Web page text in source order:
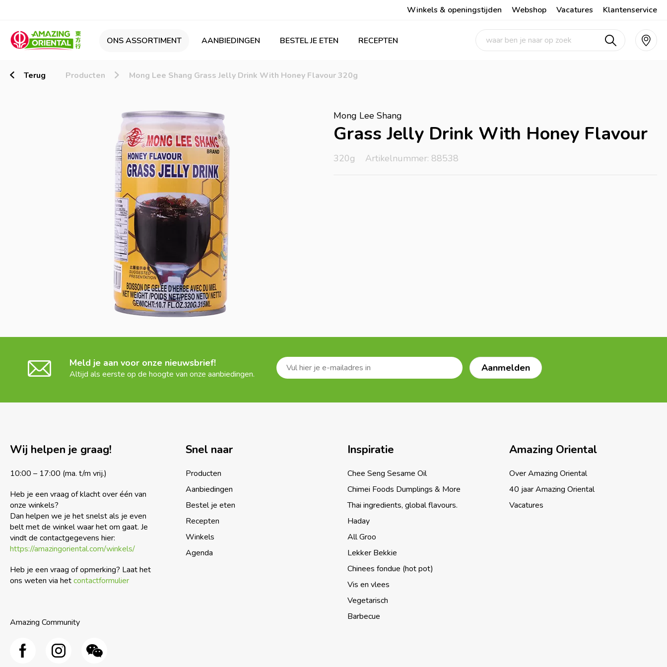
Winkels & openingstijden Webshop Vacatures Klantenservice
ONS ASSORTIMENT AANBIEDINGEN BESTEL JE ETEN RECEPTEN
Terug Producten Mong Lee Shang Grass Jelly Drink With Honey Flavour 320g
Mong Lee Shang
Grass Jelly Drink With Honey Flavour
320g Artikelnummer: 88538
Meld je aan voor onze nieuwsbrief!
Altijd als eerste op de hoogte van onze aanbiedingen.
Wij helpen je graag!
10:00 – 17:00 (ma. t/m vrij.)
Heb je een vraag of klacht over één van
onze winkels?
Dan helpen we je het snelst als je even
belt met de winkel waar het om gaat. Je
vindt de contactgegevens hier:
https://amazingoriental.com/winkels/
Heb je een vraag of opmerking? Laat het
ons weten via hetcontactformulier
Amazing Community
Snel naar
Producten
Aanbiedingen
Bestel je eten
Recepten
Winkels
Agenda
Inspiratie
Chee Seng Sesame Oil
Chimei Foods Dumplings & More
Thai ingredients, global flavours.
Haday
All Groo
Lekker Bekkie
Chinees fondue (hot pot)
Vis en vlees
Vegetarisch
Barbecue
Amazing Oriental
Over Amazing Oriental
40 jaar Amazing Oriental
Vacatures